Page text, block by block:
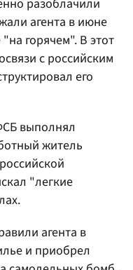
разоблачили
агента в июне
горячем". В этот
с российским
его
выполнял
житель
"легкие
агента в
и приобрел